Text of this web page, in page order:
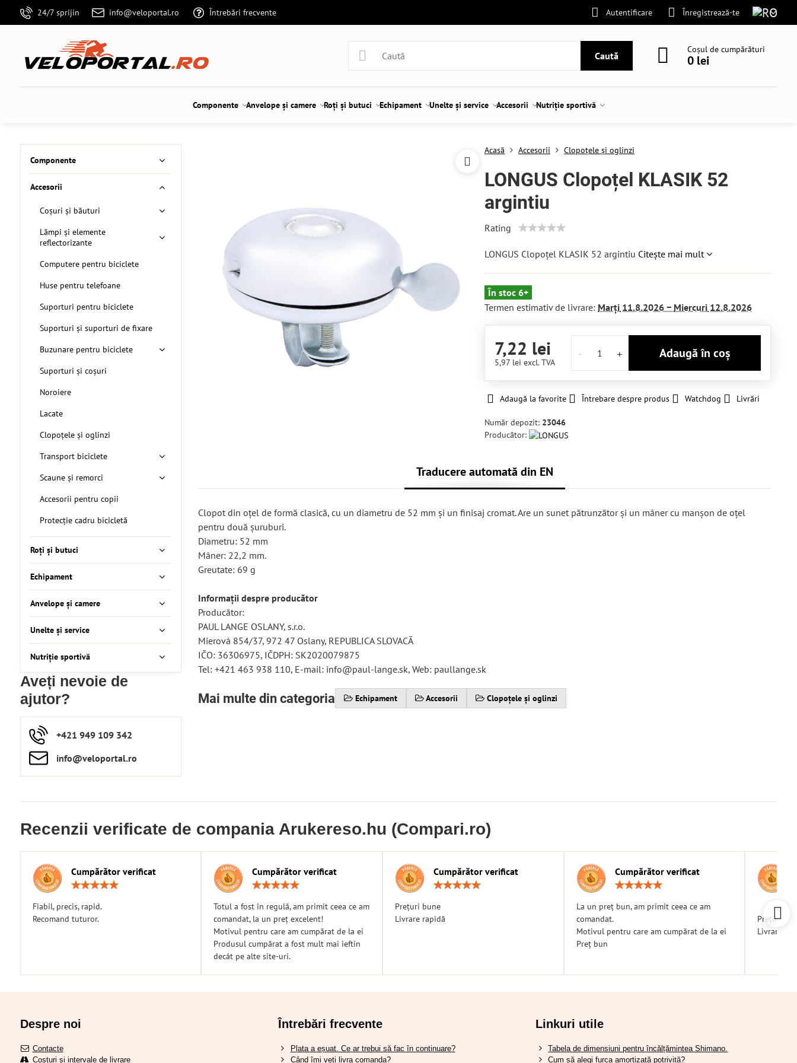
24/7 sprijin info@veloportal.ro Întrebări frecvente Autentificare Înregistrează-te
Caută
Coșul de cumpărături
0 lei
Componente Anvelope și camere Roți și butuci Echipament Unelte și service Accesorii Nutriție sportivă
Acasă Accesorii Clopoțele și oglinzi
LONGUS Clopoțel KLASIK 52
argintiu
Rating
LONGUS Clopoțel KLASIK 52 argintiu Citește mai mult
În stoc 6+
Termen estimativ de livrare: Marți 11.8.2026 − Miercuri 12.8.2026
7,22 lei
5,97 leiexcl. TVA
Adaugă în coș
Adaugă la favorite Întrebare despre produs Watchdog Livrări
Număr depozit: 23046
Producător:
Traducere automată din EN
Clopot din oțel de formă clasică, cu un diametru de 52 mm și un finisaj cromat. Are un sunet pătrunzător și un mâner cu manșon de oțel
pentru două șuruburi.
Diametru: 52 mm
Mâner: 22,2 mm.
Greutate: 69 g
Informații despre producător
Producător:
PAUL LANGE OSLANY, s.r.o.
Mierová 854/37, 972 47 Oslany, REPUBLICA SLOVACĂ
IČO: 36306975, IČDPH: SK2020079875
Tel: +421 463 938 110, E-mail: info@paul-lange.sk, Web: paullange.sk
Mai multe din categoria Echipament Accesorii Clopoțele și oglinzi
Componente
Accesorii
Coșuri și băuturi
Lămpi și elemente
reflectorizante
Computere pentru biciclete
Huse pentru telefoane
Suporturi pentru biciclete
Suporturi și suporturi de fixare
Buzunare pentru biciclete
Suporturi și coșuri
Noroiere
Lacate
Clopoțele și oglinzi
Transport biciclete
Scaune și remorci
Accesorii pentru copii
Protecție cadru bicicletă
Roți și butuci
Echipament
Anvelope și camere
Unelte și service
Nutriție sportivă
Aveți nevoie de
ajutor?
+421 949 109 342
info​​@veloportal​.ro
Recenzii verificate de compania Arukereso.hu (Compari.ro)
Cumpărător verificat
Fiabil, precis, rapid.
Recomand tuturor.
Cumpărător verificat
/
5
Totul a fost în regulă, am primit ceea ce am
comandat, la un preț excelent!
Motivul pentru care am cumpărat de la ei
Produsul cumpărat a fost mult mai ieftin
decât pe alte site-uri.
Cumpărător verificat
Prețuri bune
Livrare rapidă
Cumpărător verificat
/
5
La un preț bun, am primit ceea ce am
comandat.
Motivul pentru care am cumpărat de la ei
Preț bun
Prețuri
Livrare
Despre noi
Contacte
Costuri și intervale de livrare
Întrebări frecvente
Plata a eșuat. Ce ar trebui să fac în continuare?
Când îmi veți livra comanda?
Linkuri utile
Tabela de dimensiuni pentru încălțămintea Shimano.
Cum să alegi furca amortizată potrivită?